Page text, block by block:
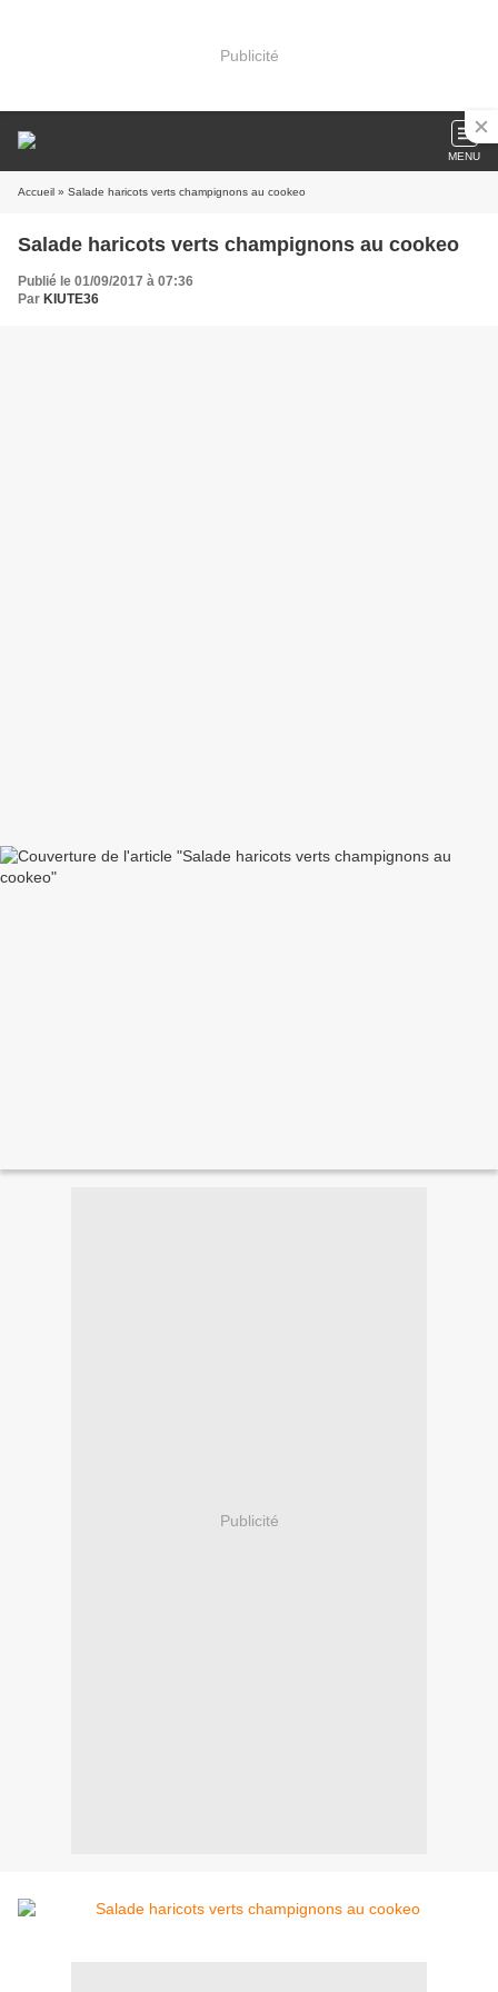
Publicité
MENU
Accueil » Salade haricots verts champignons au cookeo
Salade haricots verts champignons au cookeo
Publié le 01/09/2017 à 07:36
Par KIUTE36
Publicité